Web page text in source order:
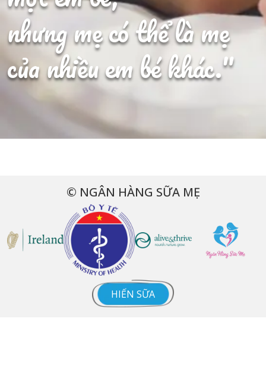
nhưng mẹ có thể là mẹ
của nhiều em bé khác."
© NGÂN HÀNG SỮA MẸ
HIẾN SỮA